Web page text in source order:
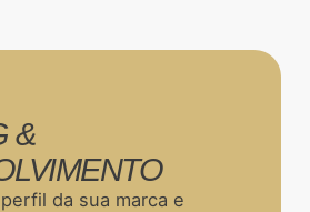
&
da sua marca e